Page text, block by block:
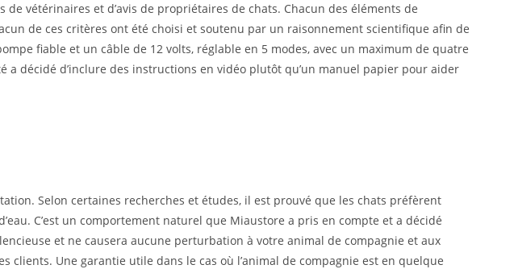
vétérinaires et d’avis de propriétaires de chats. Chacun des éléments de
de ces critères ont été choisi et soutenu par un raisonnement scientifique afin de
fiable et un câble de 12 volts, réglable en 5 modes, avec un maximum de quatre
décidé d’inclure des instructions en vidéo plutôt qu’un manuel papier pour aider
Selon certaines recherches et études, il est prouvé que les chats préfèrent
C’est un comportement naturel que Miaustore a pris en compte et a décidé
et ne causera aucune perturbation à votre animal de compagnie et aux
Une garantie utile dans le cas où l’animal de compagnie est en quelque